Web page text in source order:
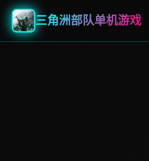
三角洲部队单机游戏